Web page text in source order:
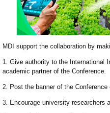
MDI support the collaboration by
1. Give authority to the International
academic partner of the Conference.
2. Post the banner of the
3. Encourage university researchers